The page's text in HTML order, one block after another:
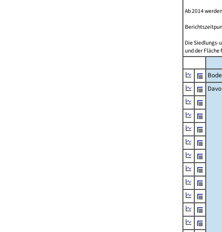
Ab 2014
Die Siedlungs-
und der Fläche